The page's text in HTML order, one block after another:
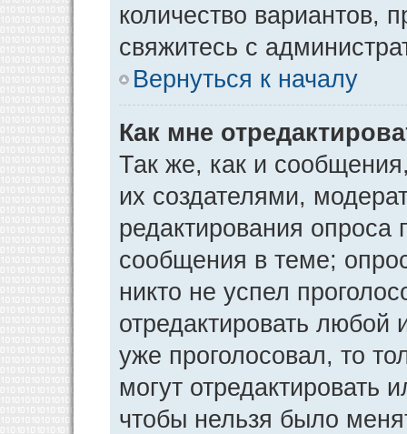
количество вариантов,
свяжитесь с
Вернуться к началу
Как мне
Так же, как и
их создателями,
редактирования опроса
сообщения в теме;
никто не успел
отредактировать любой
уже проголосовал, то
могут отредактировать
чтобы нельзя было